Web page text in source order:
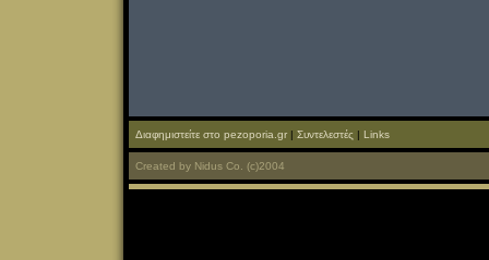
Διαφημιστείτε στο pezoporia.gr | Συντελεστές | Links
Created by Nidus Co. (c)2004